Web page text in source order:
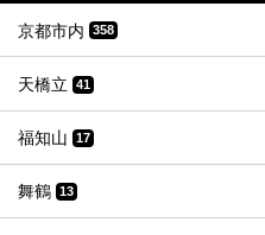
京都市内 358
天橋立 41
福知山 17
舞鶴 13